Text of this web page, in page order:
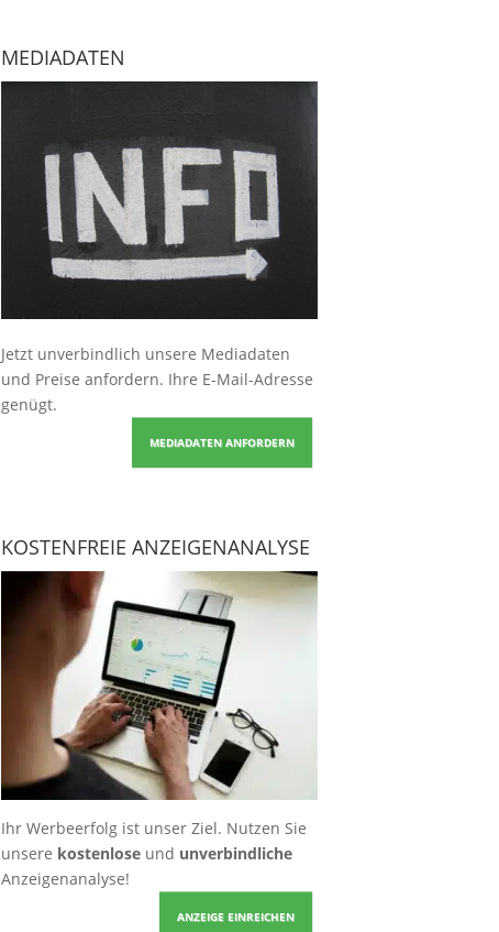
MEDIADATEN
Jetzt unverbindlich unsere Mediadaten
und Preise anfordern. Ihre E-Mail-Adresse
genügt.
MEDIADATEN ANFORDERN
KOSTENFREIE ANZEIGENANALYSE
Ihr Werbeerfolg ist unser Ziel. Nutzen Sie
unsere kostenloseund unverbindliche
Anzeigenanalyse!
ANZEIGE EINREICHEN